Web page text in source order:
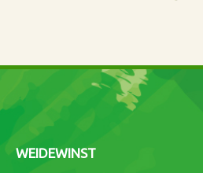
WEIDEWINST